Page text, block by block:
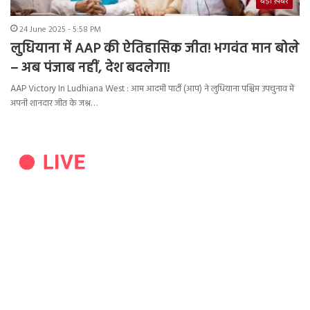
24 June 2025 - 5:58 PM
लुधियाना में AAP की ऐतिहासिक जीत! भगवंत मान बोले
– अब पंजाब नहीं, देश बदलेगा!
AAP Victory In Ludhiana West : आम आदमी पार्टी (आप) ने लुधियाना पश्चिम उपचुनाव में
अपनी शानदार जीत के जश्न…